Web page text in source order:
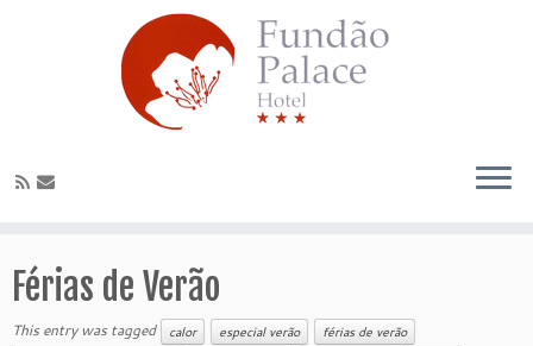
Férias de Verão
This entry was tagged calor especial verão
férias de verão